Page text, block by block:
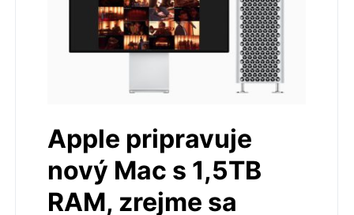
Apple pripravuje
nový Mac s 1,5TB
RAM, zrejme sa